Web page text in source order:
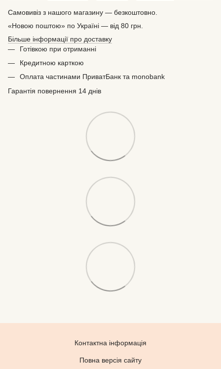
Самовивіз з нашого магазину — безкоштовно.
«Новою поштою» по Україні — від 80 грн.
Більше інформації про доставку
Готівкою при отриманні
Кредитною карткою
Оплата частинами ПриватБанк та monobank
Гарантія повернення 14 днів
Контактна інформація
Повна версія сайту